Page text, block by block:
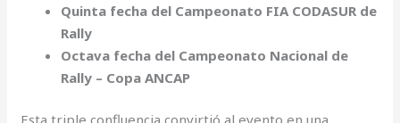
Quinta fecha del Campeonato FIA CODASUR de
Rally
Octava fecha del Campeonato Nacional de
Rally – Copa ANCAP